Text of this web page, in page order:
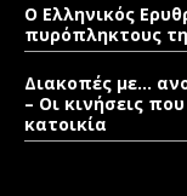
Ο Ελληνικός
πυρόπληκτους
Διακοπές με…
– Οι κινήσεις
κατοικία